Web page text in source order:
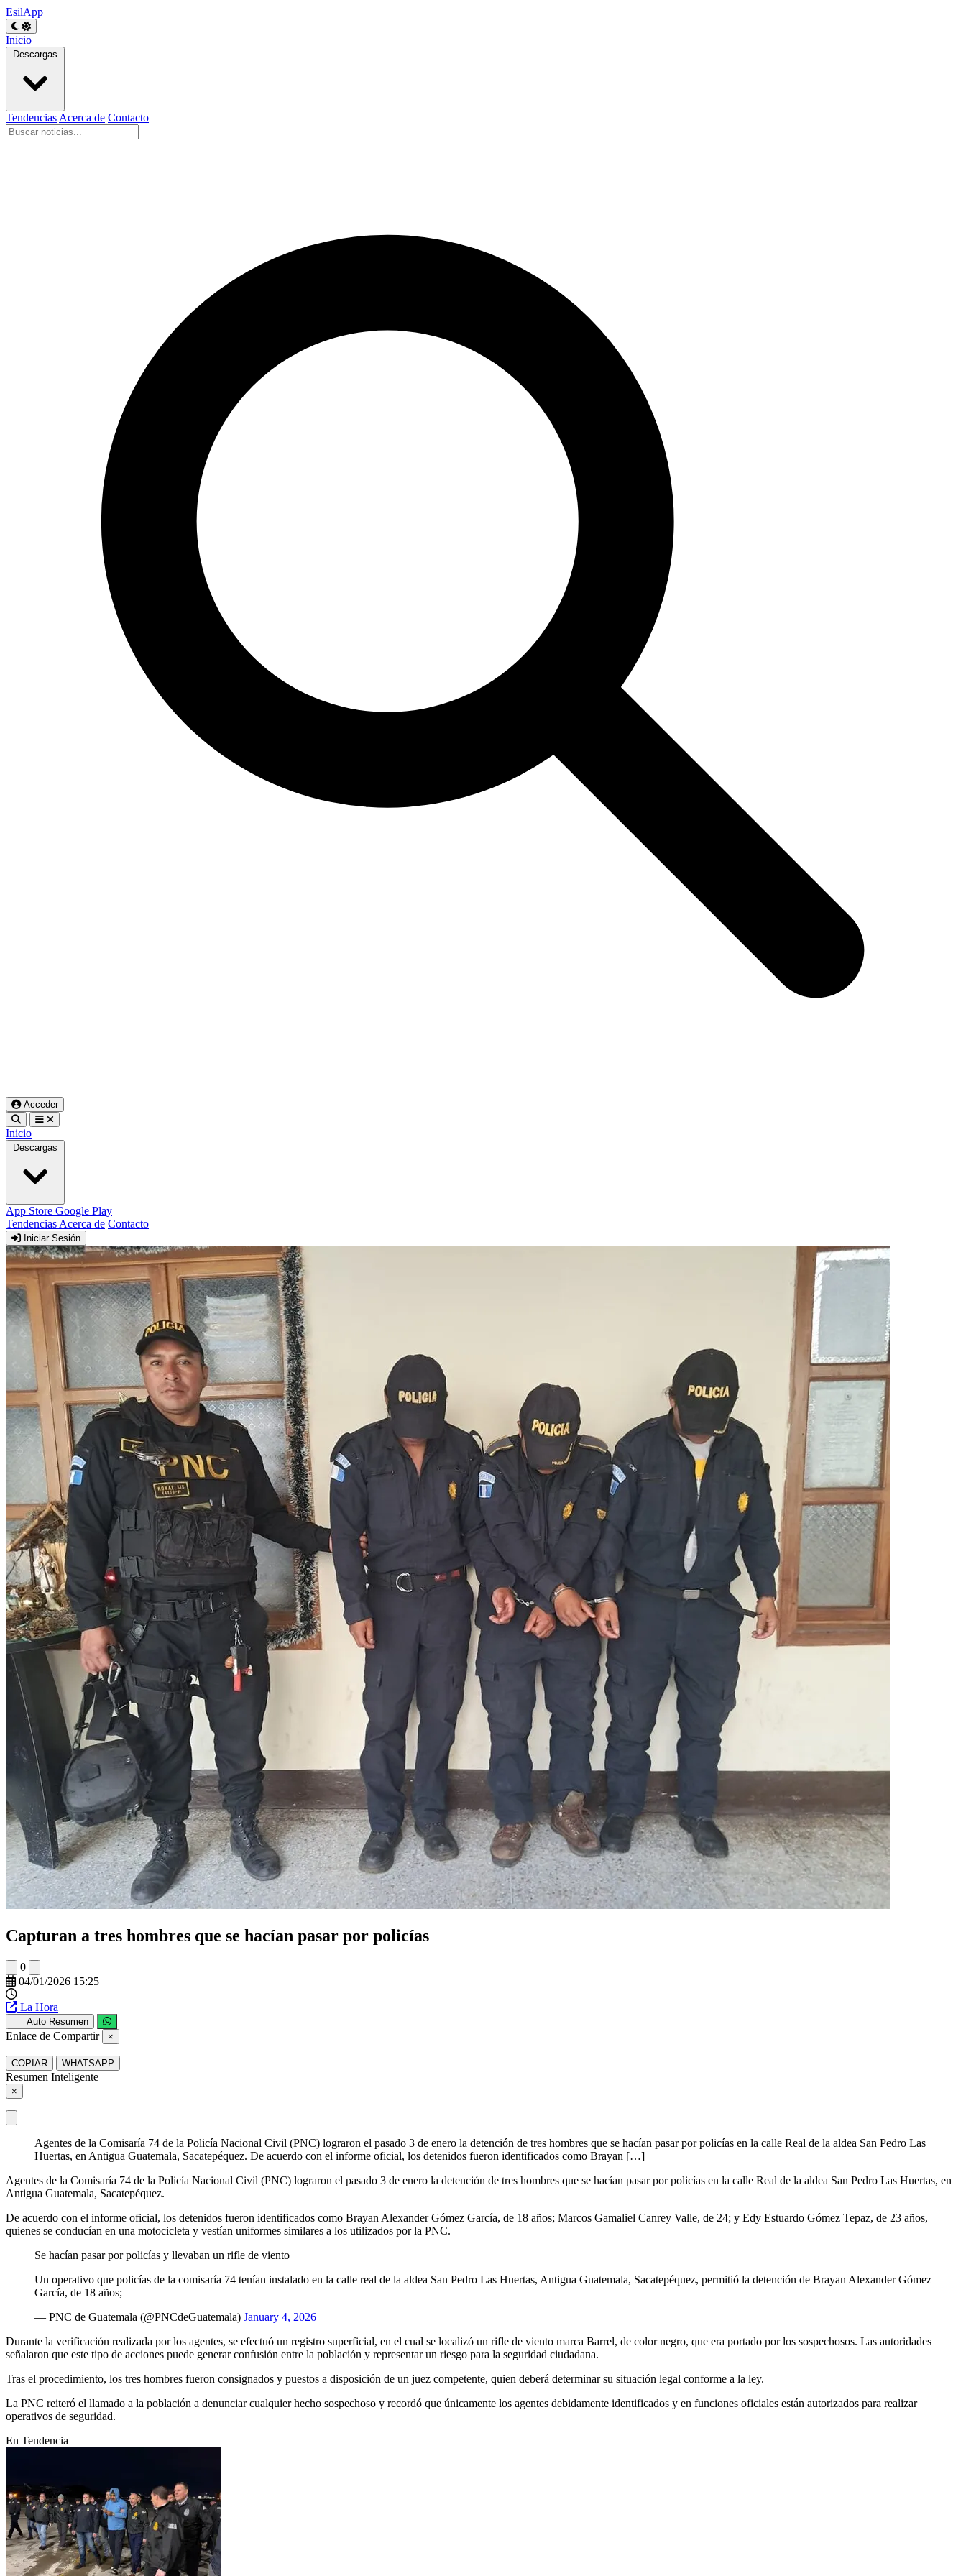
EsilApp
Inicio
Descargas
Tendencias Acerca de Contacto
Acceder
Inicio
Descargas
App Store Google Play
Tendencias Acerca de Contacto
Iniciar Sesión
Capturan a tres hombres que se hacían pasar por policías
0
04/01/2026 15:25
La Hora
Auto Resumen
Enlace de Compartir ×
COPIAR WHATSAPP
Resumen Inteligente
×
Agentes de la Comisaría 74 de la Policía Nacional Civil (PNC) lograron el pasado 3 de enero la detención de tres hombres que se hacían pasar por policías en la calle Real de la aldea San Pedro Las
Huertas, en Antigua Guatemala, Sacatepéquez. De acuerdo con el informe oficial, los detenidos fueron identificados como Brayan […]
Agentes de la Comisaría 74 de la Policía Nacional Civil (PNC) lograron el pasado 3 de enero la detención de tres hombres que se hacían pasar por policías en la calle Real de la aldea San Pedro Las Huertas, en
Antigua Guatemala, Sacatepéquez.
De acuerdo con el informe oficial, los detenidos fueron identificados como Brayan Alexander Gómez García, de 18 años; Marcos Gamaliel Canrey Valle, de 24; y Edy Estuardo Gómez Tepaz, de 23 años,
quienes se conducían en una motocicleta y vestían uniformes similares a los utilizados por la PNC.
Se hacían pasar por policías y llevaban un rifle de viento
Un operativo que policías de la comisaría 74 tenían instalado en la calle real de la aldea San Pedro Las Huertas, Antigua Guatemala, Sacatepéquez, permitió la detención de Brayan Alexander Gómez
García, de 18 años;
— PNC de Guatemala (@PNCdeGuatemala) January 4, 2026
Durante la verificación realizada por los agentes, se efectuó un registro superficial, en el cual se localizó un rifle de viento marca Barrel, de color negro, que era portado por los sospechosos. Las autoridades
señalaron que este tipo de acciones puede generar confusión entre la población y representar un riesgo para la seguridad ciudadana.
Tras el procedimiento, los tres hombres fueron consignados y puestos a disposición de un juez competente, quien deberá determinar su situación legal conforme a la ley.
La PNC reiteró el llamado a la población a denunciar cualquier hecho sospechoso y recordó que únicamente los agentes debidamente identificados y en funciones oficiales están autorizados para realizar
operativos de seguridad.
En Tendencia